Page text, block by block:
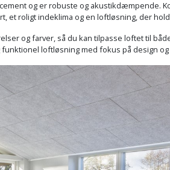
og er robuste og akustikdæmpende.
et roligt indeklima og en loftløsning, der
og farver, så du kan tilpasse loftet til
loftløsning med fokus på design